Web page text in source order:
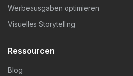
Werbeausgaben optimieren
Visuelles Storytelling
Ressourcen
Blog